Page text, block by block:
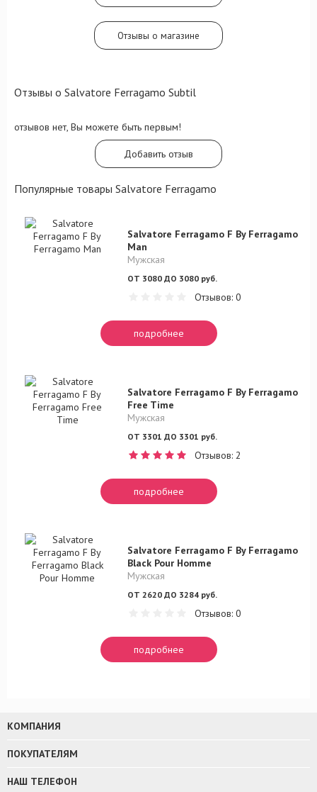
Отзывы о магазине
Отзывы о Salvatore Ferragamo Subtil
отзывов нет, Вы можете быть первым!
Добавить отзыв
Популярные товары Salvatore Ferragamo
Salvatore Ferragamo F By Ferragamo
Man
Мужская
ОТ 3080 ДО 3080 руб.
Отзывов: 0
подробнее
Salvatore Ferragamo F By Ferragamo
Free Time
Мужская
ОТ 3301 ДО 3301 руб.
Отзывов: 2
подробнее
Salvatore Ferragamo F By Ferragamo
Black Pour Homme
Мужская
ОТ 2620 ДО 3284 руб.
Отзывов: 0
подробнее
КОМПАНИЯ
ПОКУПАТЕЛЯМ
НАШ ТЕЛЕФОН